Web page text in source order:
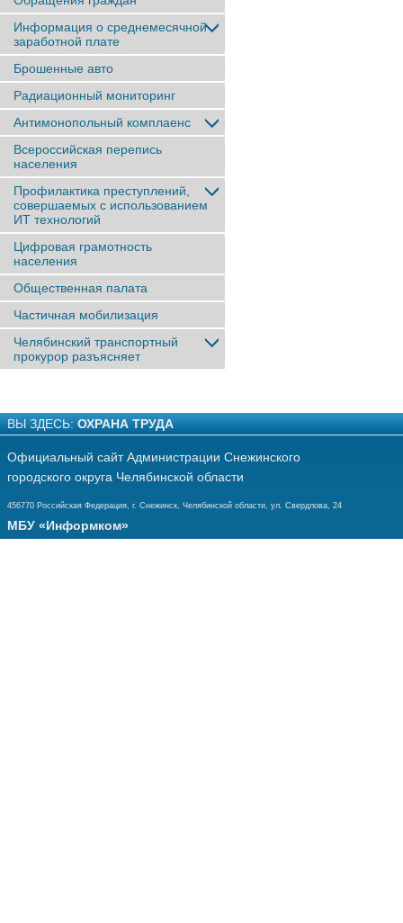
Информация о среднемесячной
заработной плате
Брошенные авто
Радиационный мониторинг
Антимонопольный комплаенс
Всероссийская перепись
населения
Профилактика преступлений,
совершаемых с использованием
ИТ технологий
Цифровая грамотность
населения
Общественная палата
Частичная мобилизация
Челябинский транспортный
прокурор разъясняет
ВЫ ЗДЕСЬ: ОХРАНА ТРУДА
Официальный сайт Администрации Снежинского
городского округа Челябинской области
456770 Российская Федерация, г. Снежинск, Челябинской области, ул. Свердлова, 24
МБУ «Информком»